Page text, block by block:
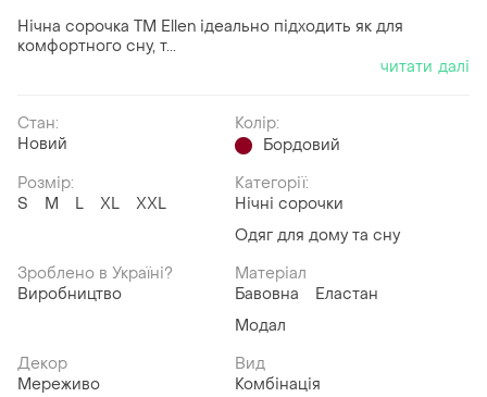
Нічна сорочка ТМ Ellen ідеально підходить як для
комфортного сну, т...
читати далі
Стан:
Новий
Колір:
Бордовий
Розмір:
S
M L XL XXL
Категорії:
Нічні сорочки
Одяг для дому та сну
Зроблено в Україні?
Виробництво
Матеріал
Бавовна
Еластан
Модал
Декор
Мереживо
Вид
Комбінація